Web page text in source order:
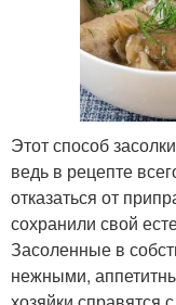
Этот способ
ведь в рецепте
отказаться от
сохранили свой
Засоленные в
нежными,